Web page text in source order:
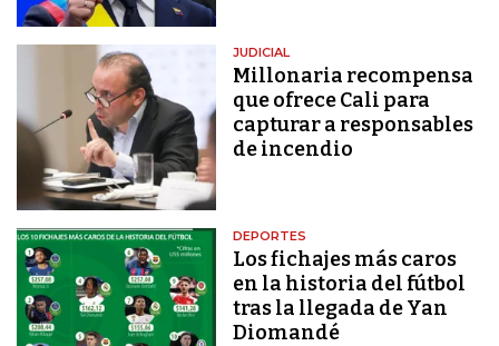
JUDICIAL
Millonaria recompensa
que ofrece Cali para
capturar a responsables
de incendio
DEPORTES
Los fichajes más caros
en la historia del fútbol
tras la llegada de Yan
Diomandé